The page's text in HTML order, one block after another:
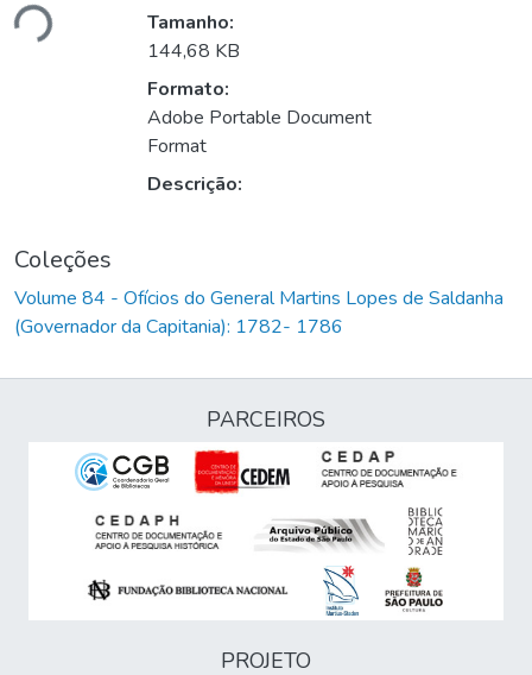
Tamanho:
144,68 KB
Formato:
Adobe Portable Document
Format
Descrição:
Coleções
Volume 84 - Ofícios do General Martins Lopes de Saldanha
(Governador da Capitania): 1782- 1786
PARCEIROS
PROJETO